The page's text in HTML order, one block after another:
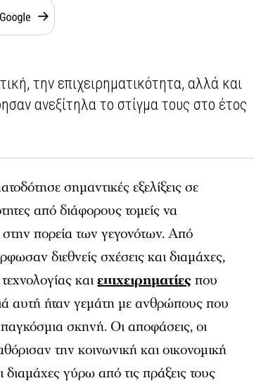
την επιχειρηματικότητα, αλλά και
ανεξίτηλα το στίγμα τους στο έτος
σημαντικές εξελίξεις σε
από διάφορους τομείς να
στην πορεία των γεγονότων. Από
διεθνείς σχέσεις και διαμάχες,
καιεπιχειρηματίες που
αυτή ήταν γεμάτη με ανθρώπους που
σκηνή. Οι αποφάσεις, οι
την κοινωνική και οικονομική
διαμάχες γύρω από τις πράξεις τους